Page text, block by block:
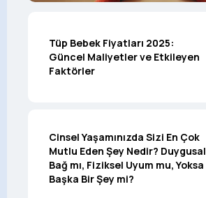
Tüp Bebek Fiyatları 2025:
Güncel Maliyetler ve Etkileyen
Faktörler
Cinsel Yaşamınızda Sizi En Çok
Mutlu Eden Şey Nedir? Duygusal
Bağ mı, Fiziksel Uyum mu, Yoksa
Başka Bir Şey mi?